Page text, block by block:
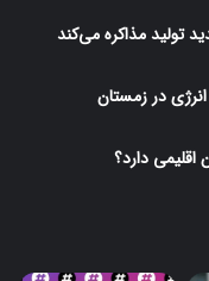
تولید مذاکره می‌کند
در زمستان
اقلیمی دارد؟